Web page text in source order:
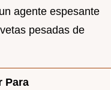
agente espesante
pesadas de
Para